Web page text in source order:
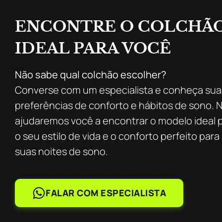
ENCONTRE O
IDEAL PARA VOCÊ
Não sabe qual colchão escolher?
Converse com um especialista e conheça
preferências de conforto e hábitos de sono.
ajudaremos você a encontrar o modelo ideal
o seu estilo de vida e o conforto perfeito para
suas noites de sono.
FALAR COM ESPECIALISTA